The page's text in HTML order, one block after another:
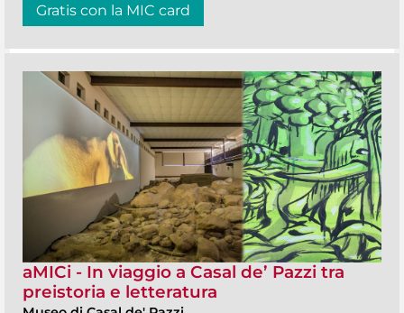
Gratis con la MIC card
aMICi - In viaggio a Casal de’ Pazzi tra
preistoria e letteratura